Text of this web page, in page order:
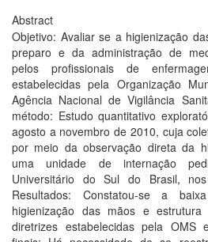
Abstract
Objetivo: Avaliar se a higienização
preparo e da administração de
pelos profissionais de
estabelecidas pela Organização
Agência Nacional de Vigilância
método: Estudo quantitativo
agosto a novembro de 2010, cuja
por meio da observação direta da
uma unidade de internação
Universitário do Sul do Brasil,
Resultados: Constatou-se a
higienização das mãos e
diretrizes estabelecidas pela OMS